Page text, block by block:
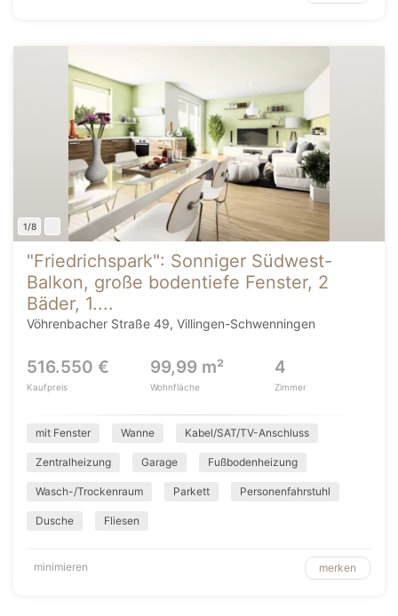
1/8
"Friedrichspark": Sonniger Südwest-
Balkon, große bodentiefe Fenster, 2
Bäder, 1....
Vöhrenbacher Straße 49, Villingen-Schwenningen
516.550 €
Kaufpreis
99,99 m²
Wohnfläche
4
Zimmer
mit Fenster Wanne Kabel/SAT/TV-Anschluss
Zentralheizung Garage Fußbodenheizung
Wasch-/Trockenraum Parkett Personenfahrstuhl
Dusche Fliesen
minimieren merken